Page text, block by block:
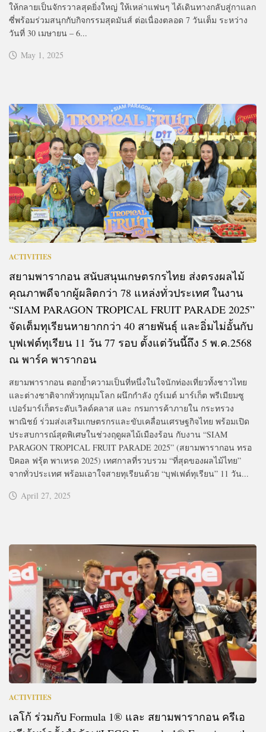
ให้กลายเป็นจักรวาลสุดยิ่งใหญ่ ให้เหล่าแฟนๆ ได้เดินทางกลับสู่กาแลก
ซี่พร้อมร่วมสนุกกับกิจกรรมสุดมันส์ ต่อเนื่องตลอด 7 วันเต็ม ระหว่าง
วันที่ 30 เมษายน – 6...
May 1, 2025
ACTIVITIES
สยามพารากอน สนับสนุนเกษตรกรไทย ส่งตรงผลไม้
คุณภาพดีจากผู้ผลิตกว่า 78 แหล่งทั่วประเทศ ในงาน
“SIAM PARAGON TROPICAL FRUIT PARADE 2025”
จัดเต็มทุเรียนหายากกว่า 40 สายพันธุ์ และอิ่มไม่อั้นกับ
บุฟเฟต์ทุเรียน 11 วัน 77 รอบ ตั้งแต่วันนี้ถึง 5 พ.ค.2568
ณ พาร์ค พารากอน
สยามพารากอน ตอกย้ำความเป็นที่หนึ่งในใจนักท่องเที่ยวทั้งชาวไทย
และต่างชาติจากทั่วทุกมุมโลก ผนึกกำลัง กูร์เมต์ มาร์เก็ต พรีเมียมซู
เปอร์มาร์เก็ตระดับเวิลด์คลาส และ กรมการค้าภายใน กระทรวง
พาณิชย์ ร่วมส่งเสริมเกษตรกรและขับเคลื่อนเศรษฐกิจไทย พร้อมเปิด
ประสบการณ์สุดพิเศษในช่วงฤดูผลไม้เมืองร้อน กับงาน “SIAM
PARAGON TROPICAL FRUIT PARADE 2025” (สยามพารากอน ทรอ
ปิคอล ฟรุ้ต พาเหรด 2025) เทศกาลที่รวบรวม “ที่สุดของผลไม้ไทย”
จากทั่วประเทศ พร้อมเอาใจสายทุเรียนด้วย “บุฟเฟต์ทุเรียน” 11 วัน...
April 27, 2025
ACTIVITIES
เลโก้ ร่วมกับ Formula 1® และ สยามพารากอน ครีเอ